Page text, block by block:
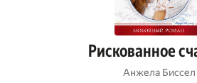
Рискованное
Анжела Биссел